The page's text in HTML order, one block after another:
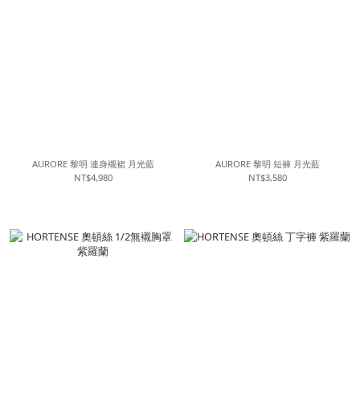
AURORE 黎明 連身襯裙 月光藍
NT$4,980
AURORE 黎明 短褲 月光藍
NT$3,580